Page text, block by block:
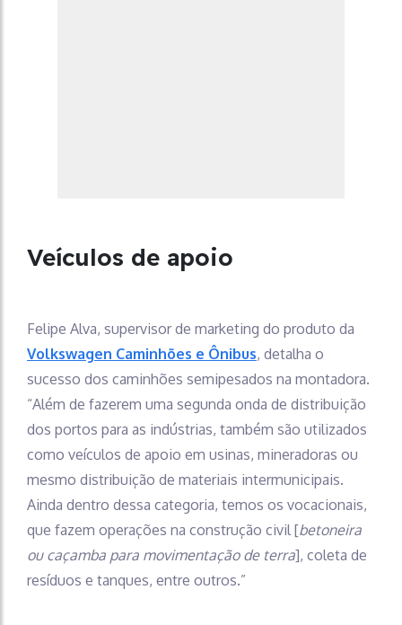
Veículos de apoio
Felipe Alva, supervisor de marketing do produto da
Volkswagen Caminhões e Ônibus, detalha o
sucesso dos caminhões semipesados na montadora.
“Além de fazerem uma segunda onda de distribuição
dos portos para as indústrias, também são utilizados
como veículos de apoio em usinas, mineradoras ou
mesmo distribuição de materiais intermunicipais.
Ainda dentro dessa categoria, temos os vocacionais,
que fazem operações na construção civil [betoneira
ou caçamba para movimentação de terra], coleta de
resíduos e tanques, entre outros.”